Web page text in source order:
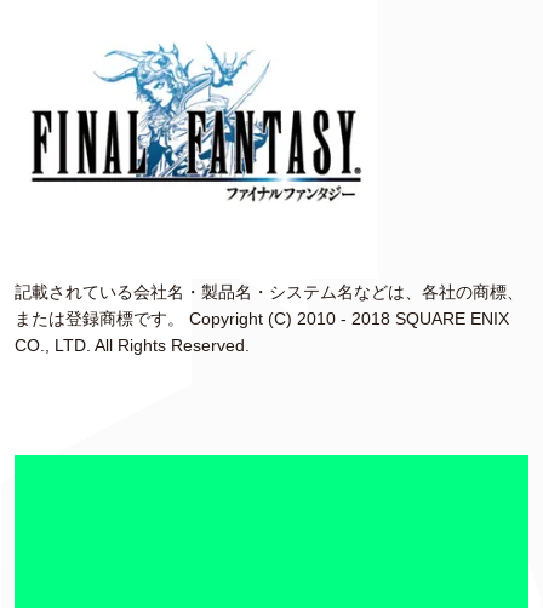
記載されている会社名・製品名・システム名などは、各社の商標、
または登録商標です。 Copyright (C) 2010 - 2018 SQUARE ENIX
CO., LTD. All Rights Reserved.